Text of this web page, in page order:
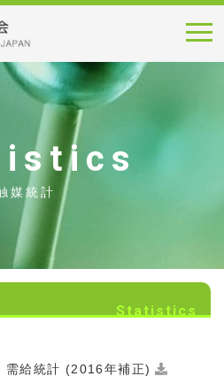
媒統計
Statistics
需給統計 (2016年補正)